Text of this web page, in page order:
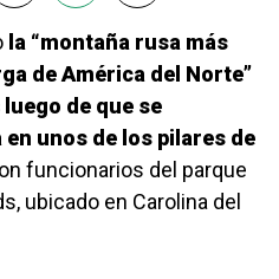
la “montaña rusa más
de América del Norte”
de que se
unos de los pilares de
funcionarios del parque
ubicado en Carolina del